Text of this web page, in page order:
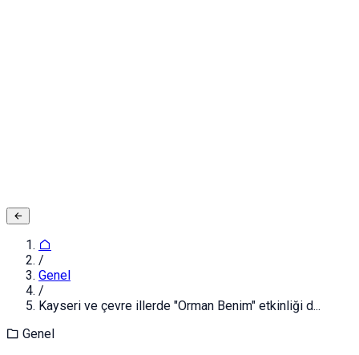
/
Genel
/
Kayseri ve çevre illerde "Orman Benim" etkinliği d...
Genel